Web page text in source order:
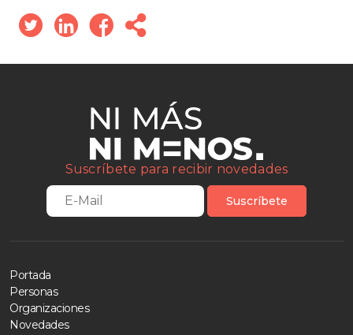
Suscríbete para recibir novedades
Suscríbete
Portada
Personas
Organizaciones
Novedades